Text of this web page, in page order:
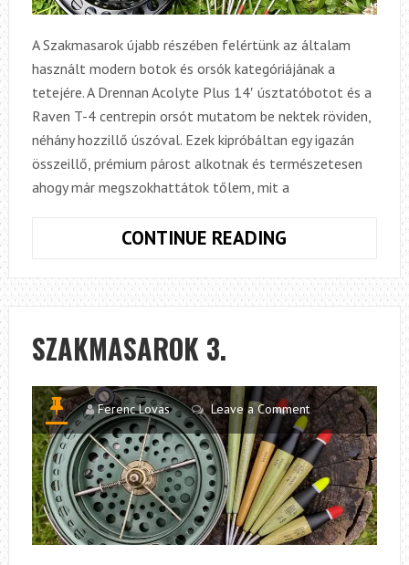
A Szakmasarok újabb részében felértünk az általam
használt modern botok és orsók kategóriájának a
tetejére. A Drennan Acolyte Plus 14′ úsztatóbotot és a
Raven T-4 centrepin orsót mutatom be nektek röviden,
néhány hozzillő úszóval. Ezek kipróbáltan egy igazán
összeillő, prémium párost alkotnak és természetesen
ahogy már megszokhattátok tőlem, mit a
CONTINUE READING
SZAKMASAROK 3.
Ferenc Lovas Leave a Comment